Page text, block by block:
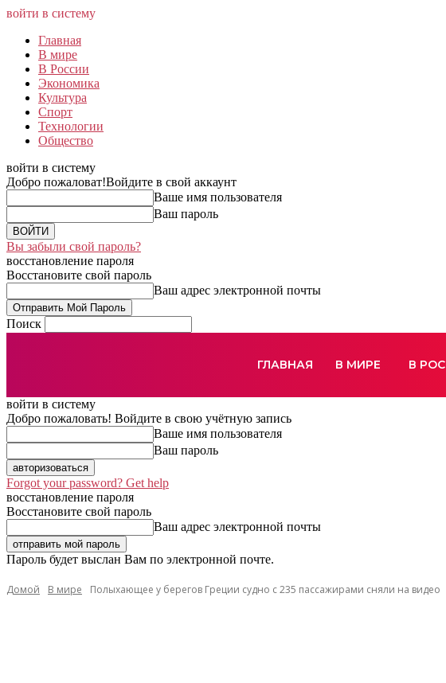
войти в систему
Главная
В мире
В России
Экономика
Культура
Спорт
Технологии
Общество
войти в систему
Добро пожаловат!Войдите в свой аккаунт
Ваше имя пользователя
Ваш пароль
Вы забыли свой пароль?
восстановление пароля
Восстановите свой пароль
Ваш адрес электронной почты
Поиск
ГЛАВНАЯ В МИРЕ В
войти в систему
Добро пожаловать! Войдите в свою учётную запись
Ваше имя пользователя
Ваш пароль
Forgot your password? Get help
восстановление пароля
Восстановите свой пароль
Ваш адрес электронной почты
Пароль будет выслан Вам по электронной почте.
Домой В мире Полыхающее у берегов Греции судно с 235 пассажирами сняли на видео